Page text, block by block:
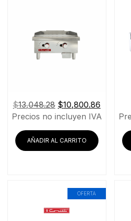
$13,048.28 El
precio
original
era:
$13,048.28.
$10,800.86
precio
Precios no incluyen IVA
AÑADIR AL CARRITO
OFERTA